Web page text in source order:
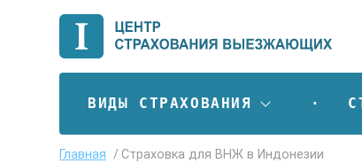
ВИДЫ СТРАХОВАНИЯ
Главная Страховка для ВНЖ в Индонезии